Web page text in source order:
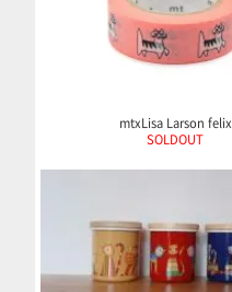
mtxLisa Larson felix
SOLDOUT